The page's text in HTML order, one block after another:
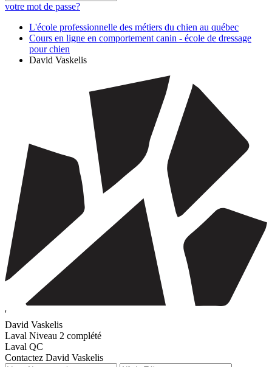
votre mot de passe?
L'école professionnelle des métiers du chien au québec
Cours en ligne en comportement canin - école de dressage
pour chien
David Vaskelis
'
David Vaskelis
Laval Niveau 2 complété
Laval QC
Contactez David Vaskelis